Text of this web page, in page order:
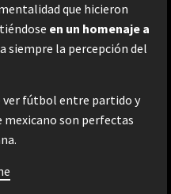
que hicieron
en un homenaje a
siempre la percepción del
ver fútbol entre partido y
mexicano son perfectas